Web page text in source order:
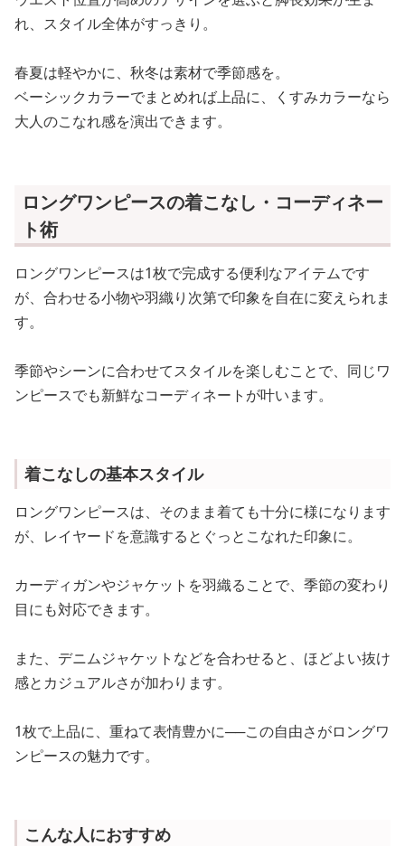
れ、スタイル全体がすっきり。
春夏は軽やかに、秋冬は素材で季節感を。
ベーシックカラーでまとめれば上品に、くすみカラーなら
大人のこなれ感を演出できます。
ロングワンピースの着こなし・コーディネー
ト術
ロングワンピースは1枚で完成する便利なアイテムです
が、合わせる小物や羽織り次第で印象を自在に変えられま
す。
季節やシーンに合わせてスタイルを楽しむことで、同じワ
ンピースでも新鮮なコーディネートが叶います。
着こなしの基本スタイル
ロングワンピースは、そのまま着ても十分に様になります
が、レイヤードを意識するとぐっとこなれた印象に。
カーディガンやジャケットを羽織ることで、季節の変わり
目にも対応できます。
また、デニムジャケットなどを合わせると、ほどよい抜け
感とカジュアルさが加わります。
1枚で上品に、重ねて表情豊かに──この自由さがロングワ
ンピースの魅力です。
こんな人におすすめ